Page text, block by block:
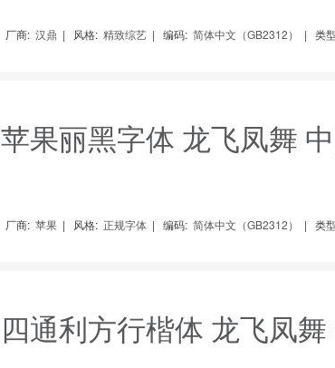
厂商: 汉鼎 | 风格: 精致综艺 | 编码: 简体中文（GB2312） | 类
苹果丽黑字体 龙飞凤舞
厂商: 苹果 | 风格: 正规字体 | 编码: 简体中文（GB2312） | 类
四通利方行楷体 龙飞凤